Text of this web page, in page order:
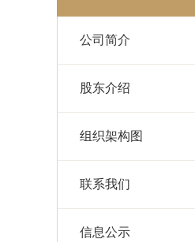
公司简介
股东介绍
组织架构图
联系我们
信息公示